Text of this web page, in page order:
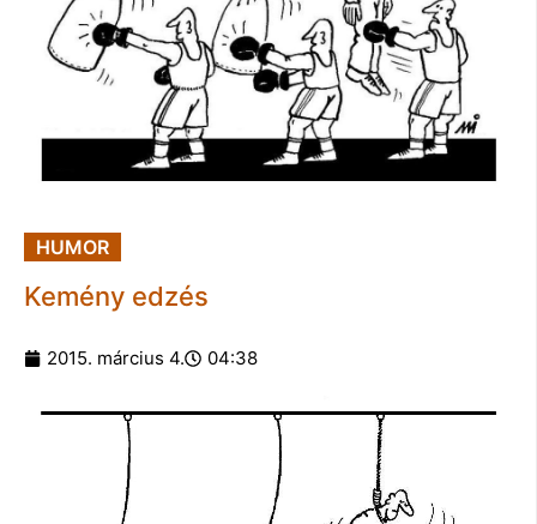
HUMOR
Kemény edzés
2015. március 4. 04:38